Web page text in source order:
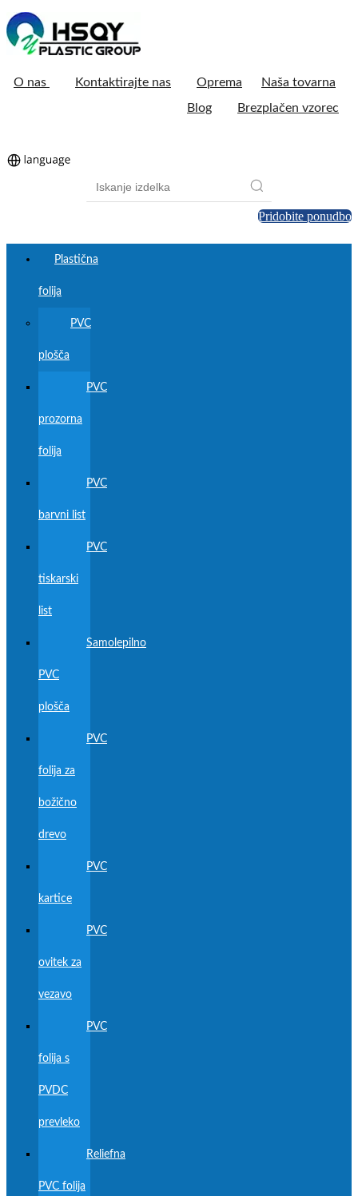
O nas Kontaktirajte nas Oprema
Naša tovarna
Blog
Brezplačen vzorec
Pridobite ponudbo
Plastična
folija
PVC
plošča
PVC
prozorna
folija
PVC
barvni list
PVC
tiskarski
list
Samolepilno
PVC
plošča
PVC
folija za
božično
drevo
PVC
kartice
PVC
ovitek za
vezavo
PVC
folija s
PVDC
prevleko
Reliefna
PVC folija